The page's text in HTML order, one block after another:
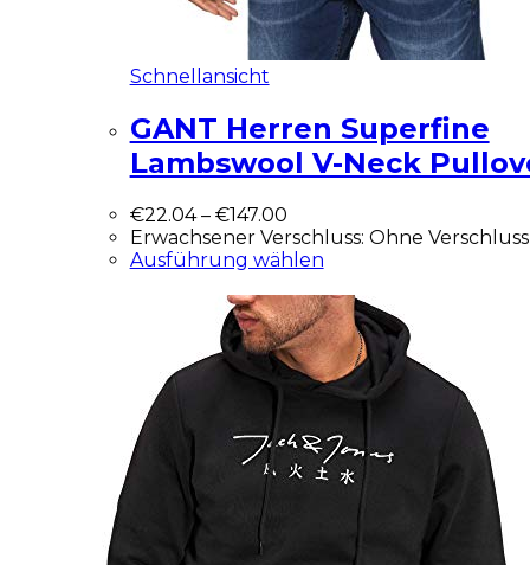
Schnellansicht
GANT Herren Superfine
Lambswool V-Neck
€22.04– €147.00
Erwachsener Verschluss: Ohne Verschluss
Ausführung wählen